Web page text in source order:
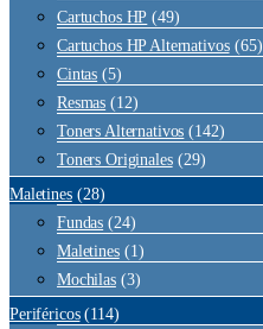
Cartuchos HP (49)
Cartuchos HP Alternativos (65)
Cintas (5)
Resmas (12)
Toners Alternativos (142)
Toners Originales (29)
Maletines (28)
Fundas (24)
Maletines (1)
Mochilas (3)
Periféricos (114)